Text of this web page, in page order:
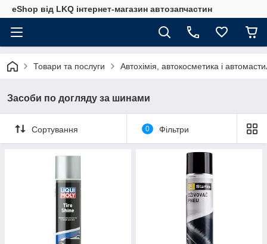
eShop від LKQ інтернет-магазин автозапчастин
Товари та послуги Автохімія, автокосметика і
Засоби по догляду за шинами
Сортування 0 Фільтри